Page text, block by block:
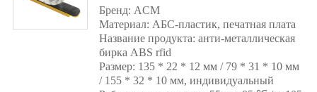
Бренд: ACM
Материал: АБС-пластик, печатная плата
Название продукта: анти-металлическая
бирка ABS rfid
Размер: 135 * 22 * ​​12 мм / 79 * 31 * 10 мм
/ 155 * 32 * 10 мм, индивидуальный